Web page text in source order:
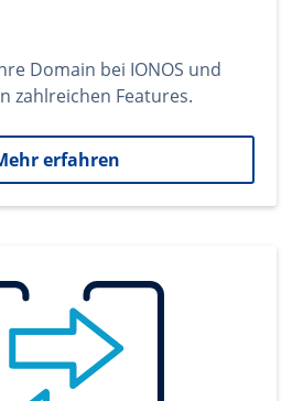
Domain bei IONOS und
zahlreichen Features.
erfahren